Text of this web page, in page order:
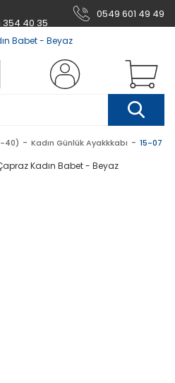
354 40 35
0549 601 49 49
40) Kadın Günlük Ayakkkabı 15-07